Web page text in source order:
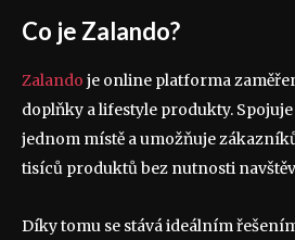
Co je Zalando?
Zalando je online platforma
doplňky a lifestyle produkty.
jednom místě a umožňuje
tisíců produktů bez nutnosti
Díky tomu se stává ideálním